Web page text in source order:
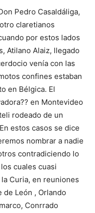
Pedro Casaldáliga,
claretianos
por estos lados
Atilano Alaiz, llegado
venía con las
confines estaban
en Bélgica. El
en Montevideo
rodeado de un
estos casos se dice
nombrar a nadie
contradiciendo lo
cuales cuasi
Curia, en reuniones
de León , Orlando
Conrrado